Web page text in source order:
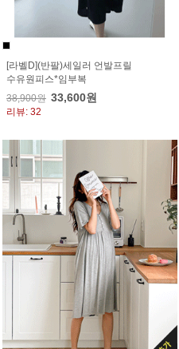
[라벨D](반팔)세일러 언발프릴
수유원피스*임부복
38,900원 33,600원
리뷰: 32